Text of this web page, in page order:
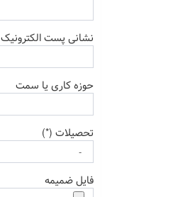
نشانی پست الکترونیک
حوزه کاری یا سمت
تحصیلات (*)
فایل ضمیمه